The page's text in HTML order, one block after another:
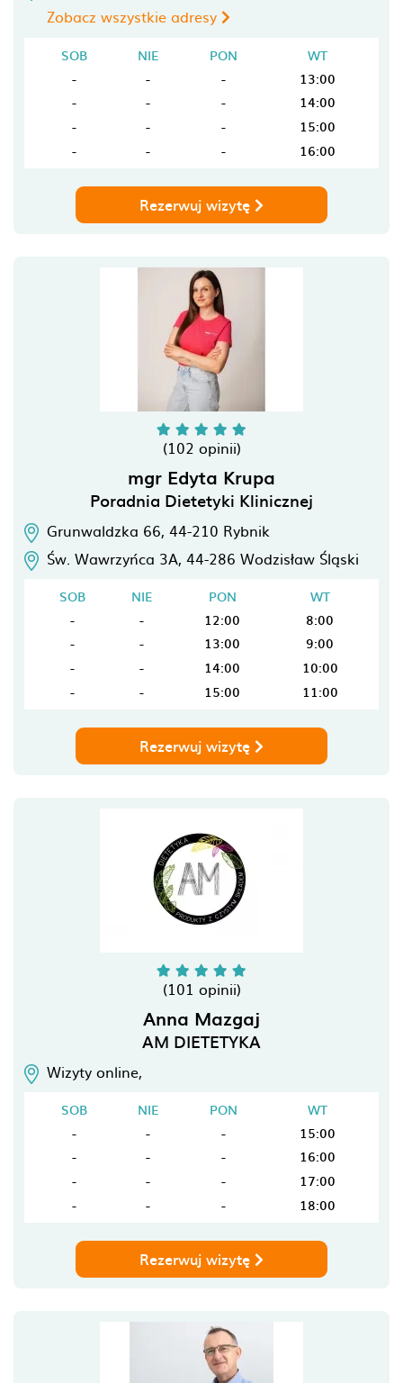
Zobacz wszystkie adresy
SOB NIE PON
WT
-
- -
13:00
-
- -
14:00
-
- -
15:00
-
- - 16:00
Rezerwuj wizytę
(102 opinii)
mgr Edyta Krupa
Poradnia Dietetyki Klinicznej
Grunwaldzka 66, 44-210 Rybnik
Św. Wawrzyńca 3A, 44-286 Wodzisław Śląski
SOB NIE PON
WT
-
- 12:00
8:00
-
- 13:00
9:00
-
- 14:00
10:00
-
- 15:00 11:00
Rezerwuj wizytę
(101 opinii)
Anna Mazgaj
AM DIETETYKA
Wizyty online,
SOB NIE PON
WT
-
- -
15:00
-
- -
16:00
-
- -
17:00
-
- - 18:00
Rezerwuj wizytę